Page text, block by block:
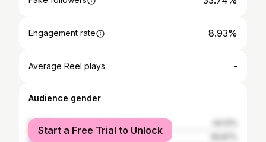
Engagement rate 8.93%
Average Reel plays -
Audience gender
female
male
Start a Free Trial to Unlock